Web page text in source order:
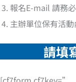
報名E-mail 請務
主辦單位保有活
請填